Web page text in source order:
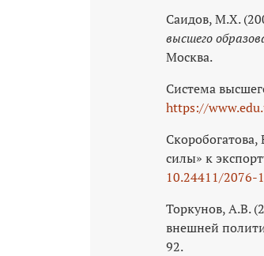
Саидов, М.Х.
высшего
Москва.
Система
https://
силы» к
10.24411/2076-
Торкунов, А.В.
внешней
92.